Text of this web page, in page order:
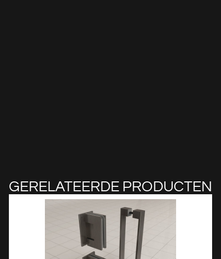
GERELATEERDE PRODUCTEN